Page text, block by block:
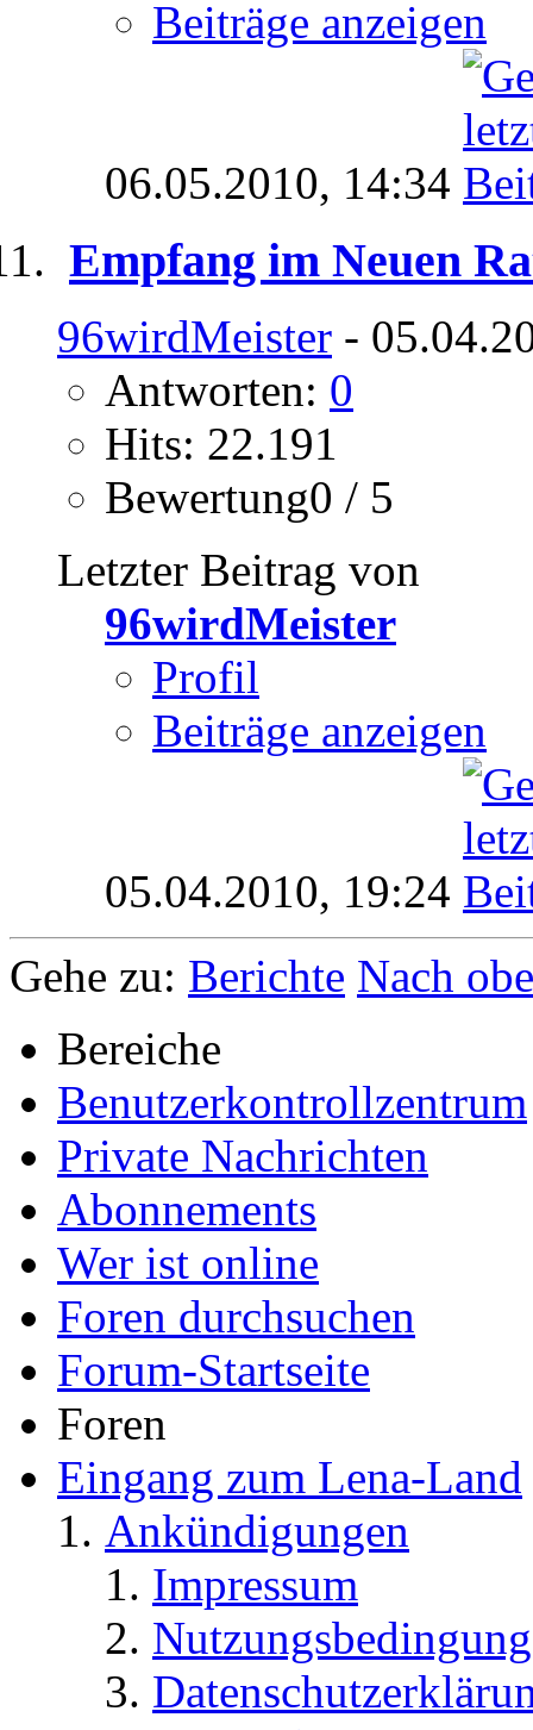
Beiträge anzeigen
06.05.2010, 14:34
Empfang im Neuen
96wirdMeister -
Antworten: 0
Hits: 22.191
Bewertung0 / 5
Letzter Beitrag von
96wirdMeister
Profil
Beiträge anzeigen
05.04.2010, 19:24
Gehe zu: Berichte Nach
Bereiche
Benutzerkontrollzentrum
Private Nachrichten
Abonnements
Wer ist online
Foren durchsuchen
Forum-Startseite
Foren
Eingang zum Lena-Land
Ankündigungen
Impressum